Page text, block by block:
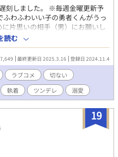
ら……（汗） ムーンライトノベ
刻しました。 ※毎週金曜更新予
わふわいい子の勇者くんがうっ
片思いの相手（男）にお願いし
ところから始まるラブコメBL小
黙タイプ（隠れヤンデレ）✕ほ
幸体質）なお話です。 初めはそ
、攻さんもおかしくなるし、お
だしまくる両片思いのお話で
紆余曲折あるので一緒に楽しん
ムくん。主人公。金髪碧眼の美
ル寡黙黒髪のイケメン。 呪われ
が）戦ったり告白したり逃げた
話です。 お楽しみいただけると
読む
最終更新日 2025.3.16 登録日 2024.11.4
ラブコメ
切ない
執着 ツンデレ 溺愛
19